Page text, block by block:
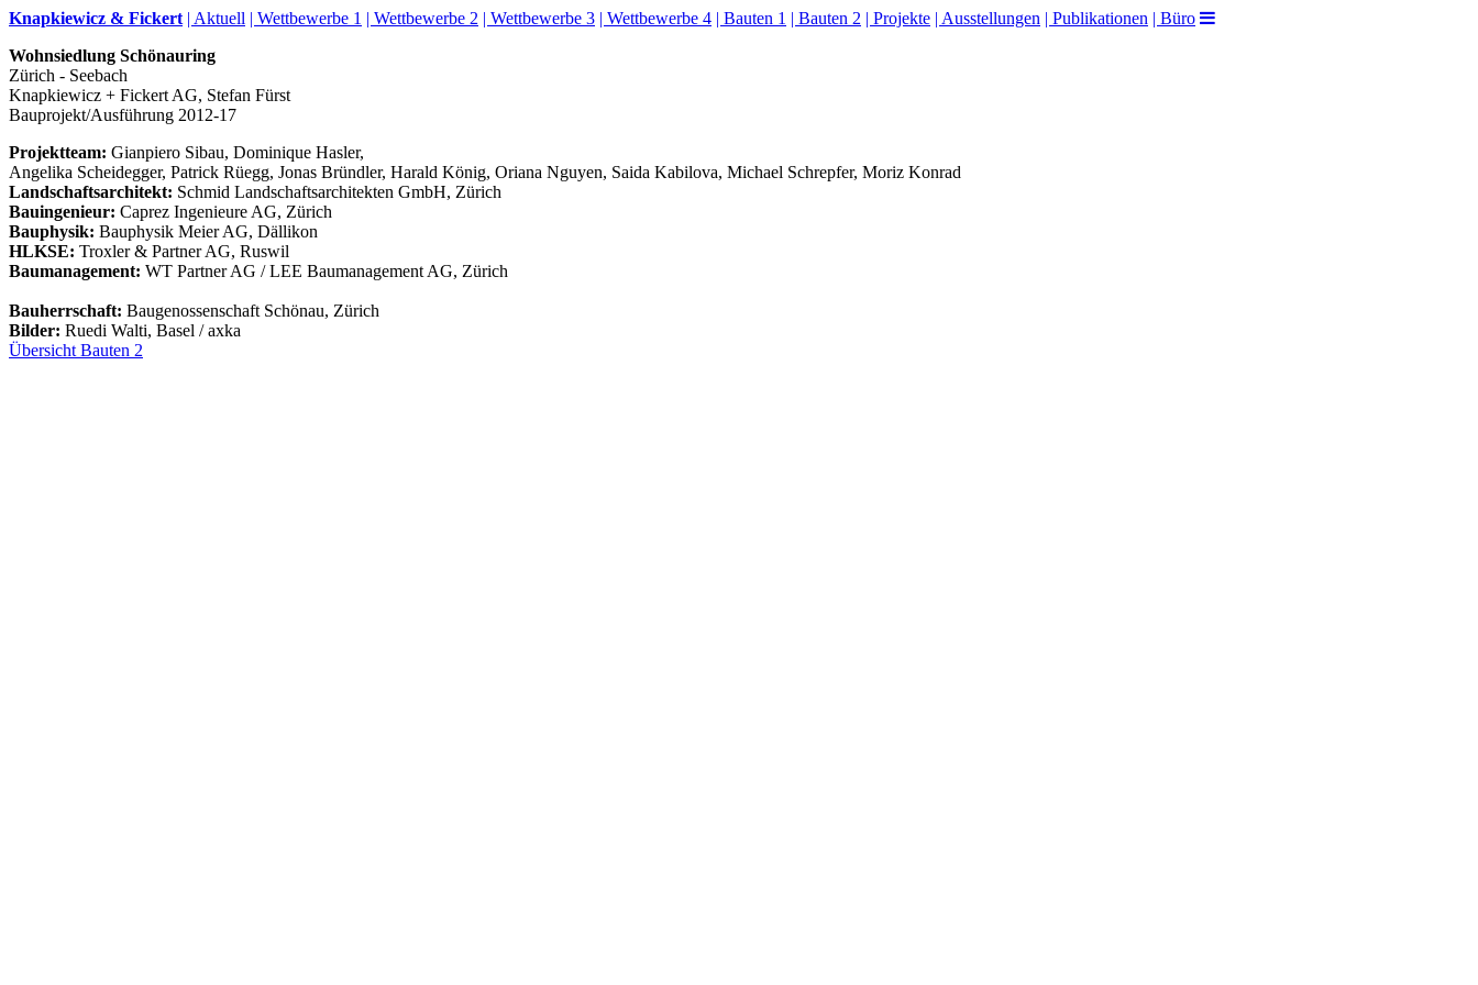
Knapkiewicz & Fickert | Aktuell | Wettbewerbe 1 | Wettbewerbe 2 | Wettbewerbe 3 | Wettbewerbe 4 | Bauten 1 | Bauten 2 | Projekte | Ausstellungen | Publikationen | Büro
Wohnsiedlung Schönauring
Zürich - Seebach
Knapkiewicz + Fickert AG, Stefan Fürst
Bauprojekt/Ausführung 2012-17
Projektteam: Gianpiero Sibau, Dominique Hasler,
Angelika Scheidegger, Patrick Rüegg, Jonas Bründler, Harald König, Oriana Nguyen, Saida Kabilova, Michael Schrepfer, Moriz Konrad
Landschaftsarchitekt: Schmid Landschaftsarchitekten GmbH, Zürich
Bauingenieur: Caprez Ingenieure AG, Zürich
Bauphysik: Bauphysik Meier AG, Dällikon
HLKSE: Troxler & Partner AG, Ruswil
Baumanagement: WT Partner AG / LEE Baumanagement AG, Zürich
Bauherrschaft: Baugenossenschaft Schönau, Zürich
Bilder: Ruedi Walti, Basel / axka
Übersicht Bauten 2